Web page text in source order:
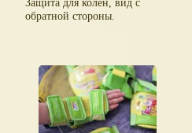
обратной стороны.